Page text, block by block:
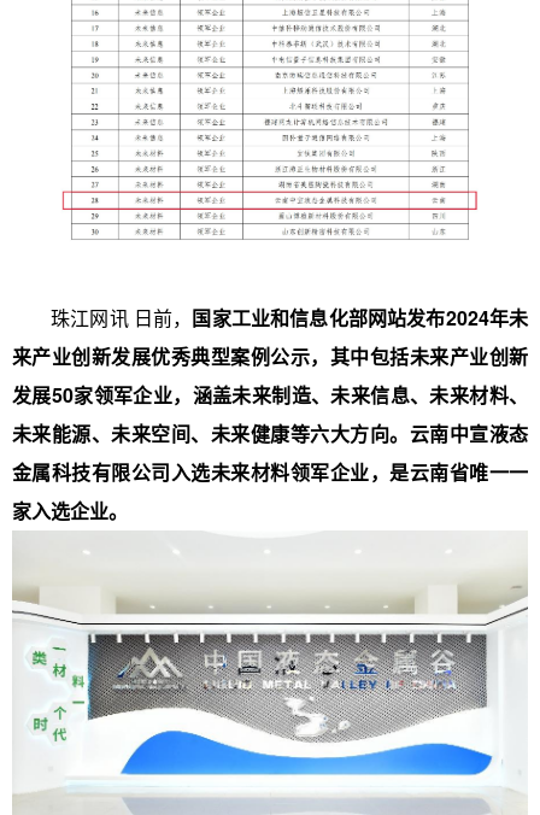
珠江网讯 日前， 国家工业和信息化部网站发布2024年未
来产业创新发展优秀典型案例公示，其中包括未来产业创新
发展50家领军企业，涵盖未来制造、未来信息、未来材料、
未来能源、未来空间、未来健康等六大方向。云南中宣液态
金属科技有限公司入选未来材料领军企业，是云南省唯一一
家入选企业。